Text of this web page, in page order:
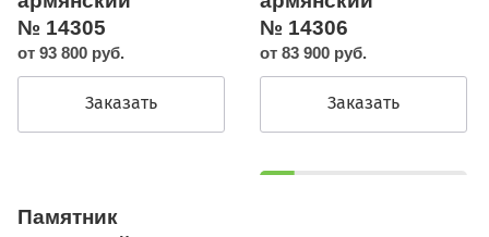
№ 14305
от 93 800 руб.
Заказать
№ 14306
от 83 900 руб.
Заказать
Памятник